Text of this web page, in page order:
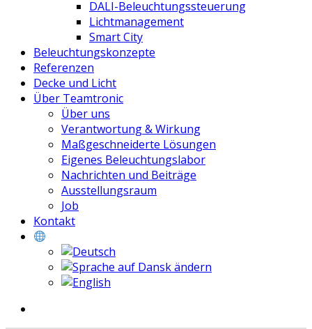
DALI-Beleuchtungssteuerung
Lichtmanagement
Smart City
Beleuchtungskonzepte
Referenzen
Decke und Licht
Über Teamtronic
Über uns
Verantwortung & Wirkung
Maßgeschneiderte Lösungen
Eigenes Beleuchtungslabor
Nachrichten und Beiträge
Ausstellungsraum
Job
Kontakt